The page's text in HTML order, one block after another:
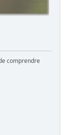
comprendre